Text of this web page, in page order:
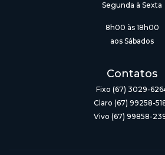
Segunda à Sexta
8h00 às 18h00
aos Sábados
Contatos
Fixo (67) 3029-
Claro (67) 99258-
Vivo (67) 99858-